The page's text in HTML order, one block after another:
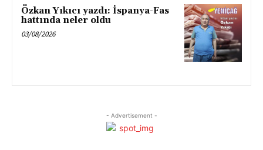
Özkan Yıkıcı yazdı: İspanya-Fas
hattında neler oldu
03/08/2026
- Advertisement -